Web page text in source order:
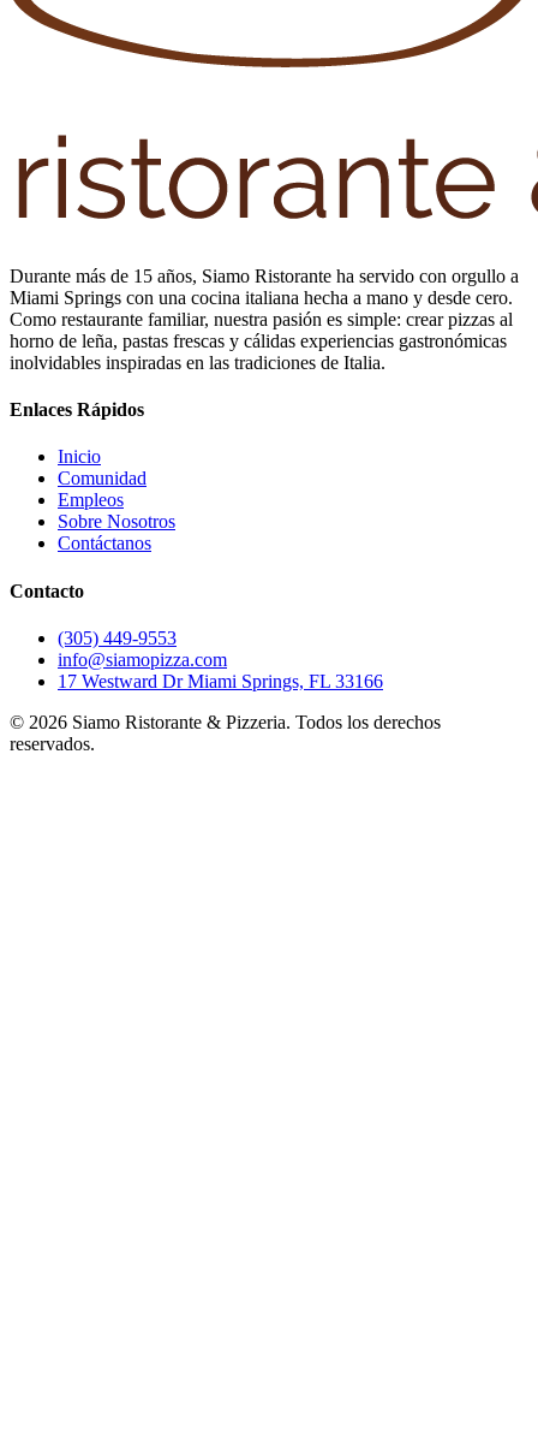
Durante más de 15 años, Siamo Ristorante ha servido con orgullo a
Miami Springs con una cocina italiana hecha a mano y desde cero.
Como restaurante familiar, nuestra pasión es simple: crear pizzas al
horno de leña, pastas frescas y cálidas experiencias gastronómicas
inolvidables inspiradas en las tradiciones de Italia.
Enlaces Rápidos
Inicio
Comunidad
Empleos
Sobre Nosotros
Contáctanos
Contacto
(305) 449-9553
info@siamopizza.com
17 Westward Dr Miami Springs, FL 33166
© 2026 Siamo Ristorante & Pizzeria. Todos los derechos
reservados.